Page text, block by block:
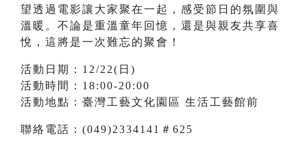
望透過電影讓大家聚在一起，感受節日的氛圍與
溫暖。不論是重溫童年回憶，還是與親友共享喜
悅，這將是一次難忘的聚會！
活動日期：12/22(日)
活動時間：18:00-20:00
活動地點：臺灣工藝文化園區 生活工藝館前
聯絡電話：(049)2334141＃625